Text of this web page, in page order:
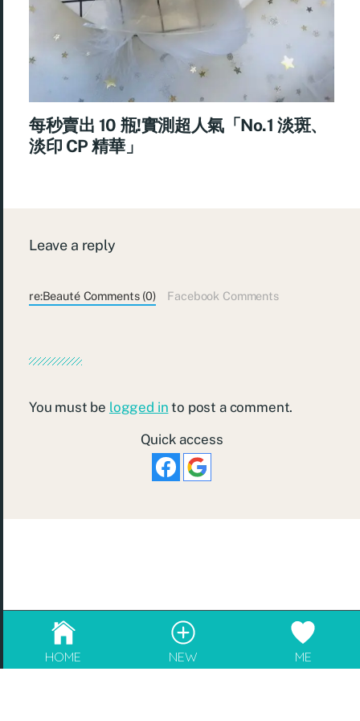
成為blogger，請電郵至 info@rebeaute.hk
每秒賣出 10 瓶!實測超人氣「No.1 淡斑、
淡印 CP 精華」
Leave a reply
re:Beauté Comments (0) Facebook Comments
You must be logged in to post a comment.
Quick access
© 2026 re:Beauté
HOME NEW ME